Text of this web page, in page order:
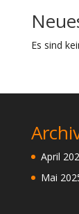
Es sind
April
Mai